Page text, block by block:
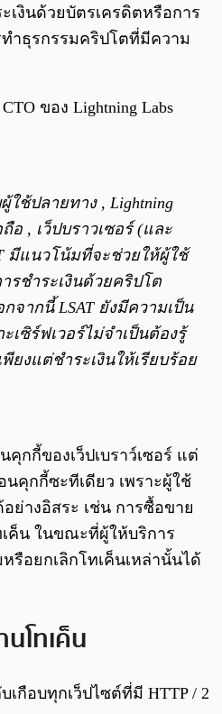
เงินด้วยบัตรเครดิตหรือการ
ทำธุรกรรมคริปโตที่มีความ
ของ Lightning Labs
ใช้ปลายทาง , Lightning
อ , เว็ปบราวเซอร์ (และ
มีแนวโน้มที่จะช่วยให้ผู้ใช้
รชำระเงินด้วยคริปโต
จากนี้ LSAT ยังมีความเป็น
เซิร์ฟเวอร์ไม่จำเป็นต้องรู้
พียงแต่ชำระเงินให้เรียบร้อย
คุกกี้ของเว็ปเบราว์เซอร์ แต่
คุกกี้ซะทีเดียว เพราะผู้ใช้
ย่างอิสระ เช่น การซื้อขาย
ค็น ในขณะที่ผู้ให้บริการ
รือยกเลิกโทเค็นเหล่านั้นได้
โทเค็น
เกือบทุกเว็ปไซต์ที่มี HTTP / 2